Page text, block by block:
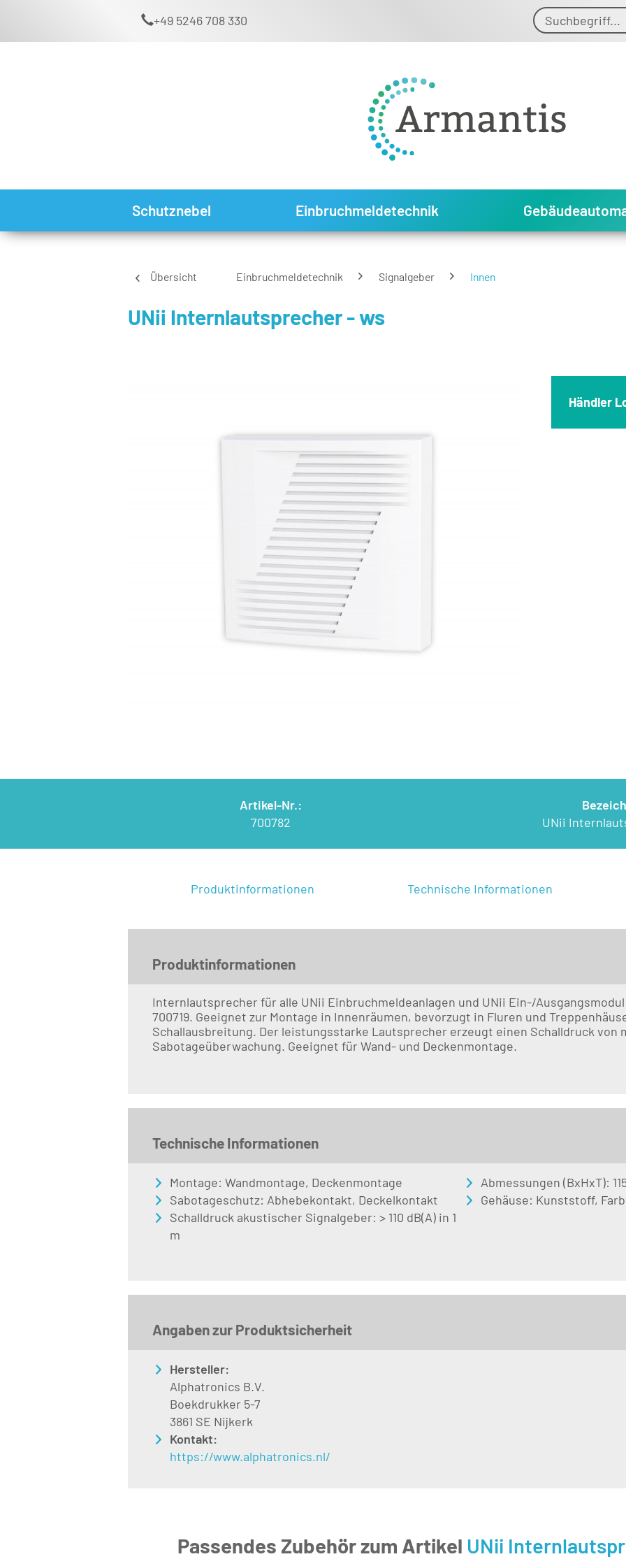
+49 5246 708 330
Schutznebel Einbruchmeldetechnik
Übersicht Einbruchmeldetechnik Signalgeber Innen
UNii Internlautsprecher - ws
Händler
Artikel-Nr.:
700782
UNii
Produktinformationen Technische Informationen
Produktinformationen
Internlautsprecher für alle UNii Einbruchmeldeanlagen und UNii Ein-/Ausgangsmodul
700719. Geeignet zur Montage in Innenräumen, bevorzugt in Fluren und
Schallausbreitung. Der leistungsstarke Lautsprecher erzeugt einen Schalldruck von
Sabotageüberwachung. Geeignet für Wand- und Deckenmontage.
Technische Informationen
Montage: Wandmontage, Deckenmontage
Sabotageschutz: Abhebekontakt, Deckelkontakt
Schalldruck akustischer Signalgeber: > 110 dB(A) in 1
m
Abmessungen (BxHxT):
Gehäuse: Kunststoff,
Angaben zur Produktsicherheit
Hersteller:
Alphatronics B.V.
Boekdrukker 5-7
3861 SE Nijkerk
Kontakt:
https://www.alphatronics.nl/
Passendes Zubehör zum Artikel UNii